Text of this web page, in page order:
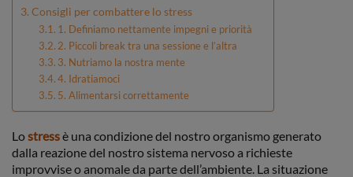
Consigli per combattere lo stress
1. Definiamo nettamente impegni e priorità
2. Piccoli break tra una sessione e l’altra
3. Nutriamo la nostra mente
4. Idratiamoci
5. Alimentarsi correttamente
Lostressè una condizione del nostro organismo generato
dalla reazione del nostro sistema nervoso a richieste
improvvise o anomale da parte dell’ambiente. La situazione